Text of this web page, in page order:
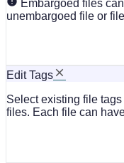
Embargoed files
unembargoed file or
Edit Tags
Select existing file
files. Each file can